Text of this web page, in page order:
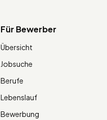
Für Bewerber
Übersicht
Jobsuche
Berufe
Lebenslauf
Bewerbung